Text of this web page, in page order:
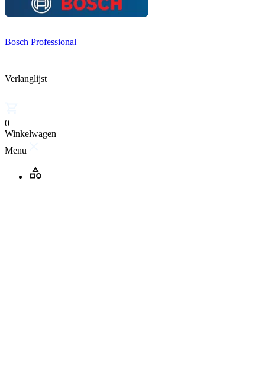
Bosch Professional
Verlanglijst
0
Winkelwagen
Menu